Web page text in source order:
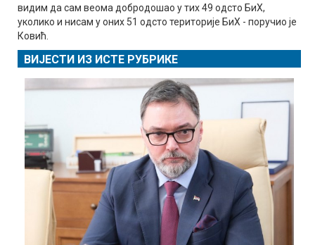
видим да сам веома добродошао у тих 49 одсто БиХ,
уколико и нисам у оних 51 одсто територије БиХ - поручио је
Ковић.
ВИЈЕСТИ ИЗ ИСТЕ РУБРИКЕ